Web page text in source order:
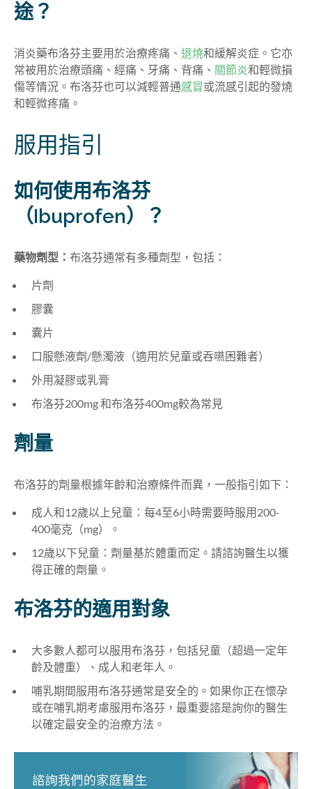
途？
消炎藥布洛芬主要用於治療疼痛、 退燒和緩解炎症。它亦
常被用於治療頭痛、經痛、牙痛、背痛、 關節炎和輕微損
傷等情況。布洛芬也可以減輕普通感冒或流感引起的發燒
和輕微疼痛。
服用指引
如何使用布洛芬
（Ibuprofen）？
藥物劑型： 布洛芬通常有多種劑型，包括：
片劑
膠囊
囊片
口服懸液劑/懸濁液（適用於兒童或吞嚥困難者）
外用凝膠或乳膏
布洛芬200mg 和布洛芬400mg較為常見
劑量
布洛芬的劑量根據年齡和治療條件而異 ， 一般指引如下 ：
成人和12歲以上兒童：每4至6小時需要時服用200-
400毫克（mg）。
12歲以下兒童：劑量基於體重而定 。 請諮詢醫生以獲
得正確的劑量。
布洛芬的適用對象
大多數人都可以服用布洛芬，包括兒童（超過一定年
齡及體重）、 成人和老年人 。
哺乳期間服用布洛芬通常是安全的。如果你正在懷孕
或在哺乳期考慮服用布洛芬，最重要諮是詢你的醫生
以確定最安全的治療方法 。